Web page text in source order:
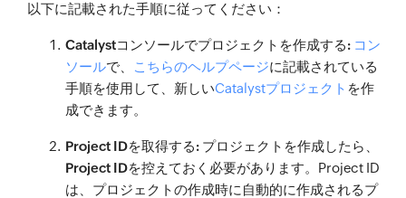
以下に記載された手順に従ってください：
Catalystコンソールでプロジェクトを作成する: コン
ソールで、 こちらのヘルプページに記載されている
手順を使用して、新しいCatalystプロジェクト を作
成できます。
Project IDを取得する: プロジェクトを作成したら、
Project IDを控えておく必要があります。Project ID
は、プロジェクトの作成時に自動的に作成されるプ